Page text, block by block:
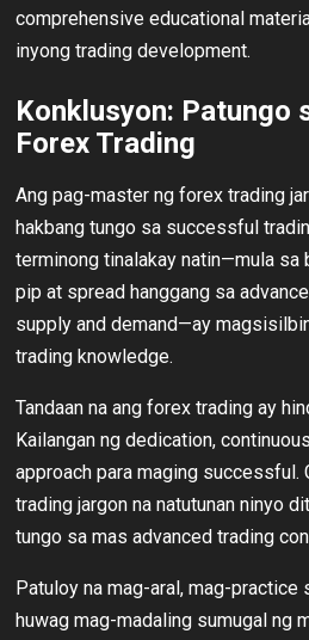
comprehensive educational
inyong trading development.
Konklusyon: Patungo
Forex Trading
Ang pag-master ng forex trading
hakbang tungo sa successful
terminong tinalakay natin—mula
pip at spread hanggang sa
supply and demand—ay
trading knowledge.
Tandaan na ang forex trading ay
Kailangan ng dedication,
approach para maging successful.
trading jargon na natutunan ninyo
tungo sa mas advanced trading
Patuloy na mag-aral, mag-practice
huwag mag-madaling sumugal ng